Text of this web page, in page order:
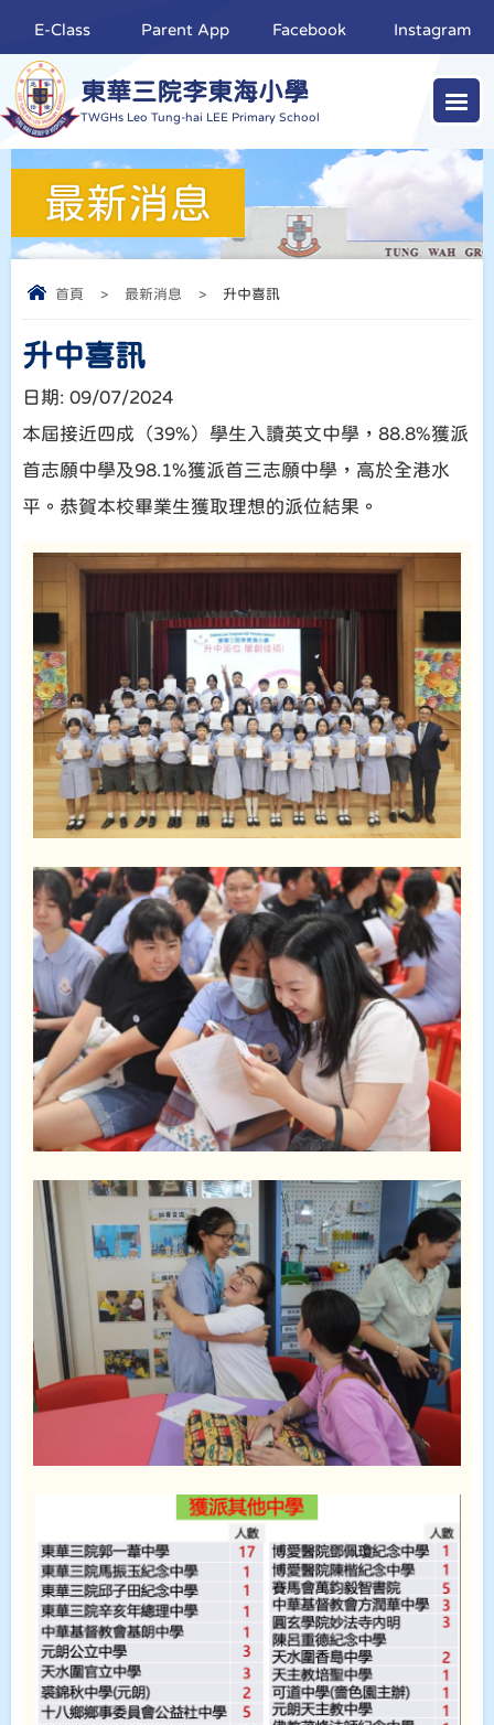
東華三院李東海小學
TWGHs Leo Tung-hai LEE Primary School
E-Class Parent App Facebook Instagram
最新消息
首頁 > 最新消息 > 升中喜訊
升中喜訊
日期: 09/07/2024
本屆接近四成（39%）學生入讀英文中學，88.8%獲派
首志願中學及98.1%獲派首三志願中學，高於全港水
平。恭賀本校畢業生獲取理想的派位結果。